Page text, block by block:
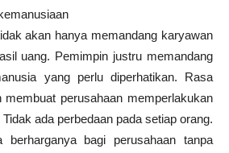
akan hanya memandang karyawan
uang. Pemimpin justru memandang
yang perlu diperhatikan. Rasa
membuat perusahaan memperlakukan
ada perbedaan pada setiap orang.
berharganya bagi perusahaan tanpa